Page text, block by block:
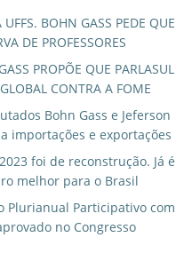
BOHN GASS PEDE QUE
DE PROFESSORES
PROPÕE QUE PARLASUL
CONTRA A FOME
Bohn Gass e Jeferson
importações e exportações
foi de reconstrução. Já é
melhor para o Brasil
Plurianual Participativo com
no Congresso